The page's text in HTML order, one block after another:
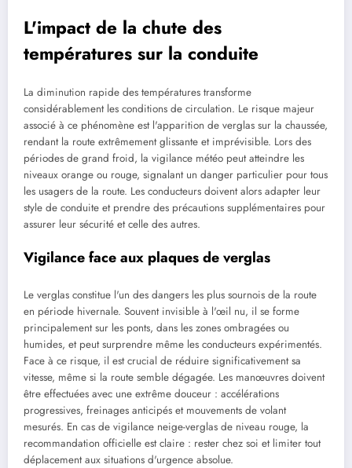
L'impact de la chute des
températures sur la conduite
La diminution rapide des températures transforme
considérablement les conditions de circulation. Le risque majeur
associé à ce phénomène est l'apparition de verglas sur la chaussée,
rendant la route extrêmement glissante et imprévisible. Lors des
périodes de grand froid, la vigilance météo peut atteindre les
niveaux orange ou rouge, signalant un danger particulier pour tous
les usagers de la route. Les conducteurs doivent alors adapter leur
style de conduite et prendre des précautions supplémentaires pour
assurer leur sécurité et celle des autres.
Vigilance face aux plaques de verglas
Le verglas constitue l'un des dangers les plus sournois de la route
en période hivernale. Souvent invisible à l'œil nu, il se forme
principalement sur les ponts, dans les zones ombragées ou
humides, et peut surprendre même les conducteurs expérimentés.
Face à ce risque, il est crucial de réduire significativement sa
vitesse, même si la route semble dégagée. Les manœuvres doivent
être effectuées avec une extrême douceur : accélérations
progressives, freinages anticipés et mouvements de volant
mesurés. En cas de vigilance neige-verglas de niveau rouge, la
recommandation officielle est claire : rester chez soi et limiter tout
déplacement aux situations d'urgence absolue.